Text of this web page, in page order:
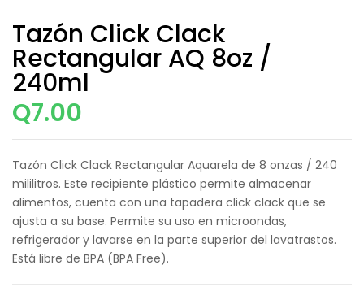
Tazón Click Clack
Rectangular AQ 8oz /
240ml
Q7.00
Tazón Click Clack Rectangular Aquarela de 8 onzas / 240
mililitros. Este recipiente plástico permite almacenar
alimentos, cuenta con una tapadera click clack que se
ajusta a su base. Permite su uso en microondas,
refrigerador y lavarse en la parte superior del lavatrastos.
Está libre de BPA (BPA Free).